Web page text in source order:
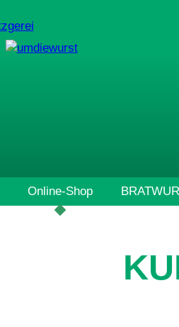
Online-Shop